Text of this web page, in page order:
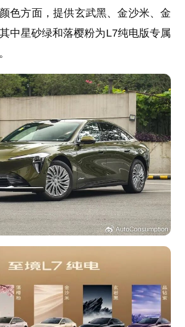
色方面，提供玄武黑、金沙米、金
中星砂绿和落樱粉为L7纯电版专属